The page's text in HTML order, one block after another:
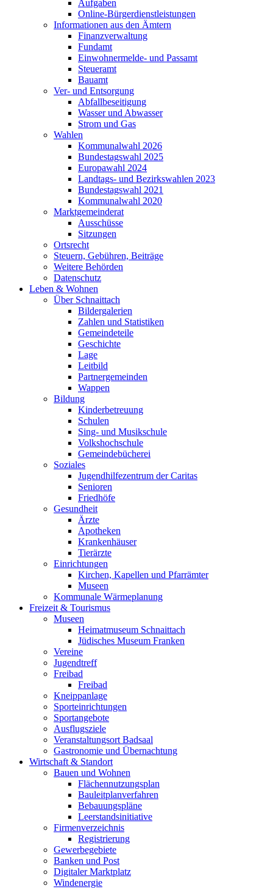
Aufgaben
Online-Bürgerdienstleistungen
Informationen aus den Ämtern
Finanzverwaltung
Fundamt
Einwohnermelde- und Passamt
Steueramt
Bauamt
Ver- und Entsorgung
Abfallbeseitigung
Wasser und Abwasser
Strom und Gas
Wahlen
Kommunalwahl 2026
Bundestagswahl 2025
Europawahl 2024
Landtags- und Bezirkswahlen 2023
Bundestagswahl 2021
Kommunalwahl 2020
Marktgemeinderat
Ausschüsse
Sitzungen
Ortsrecht
Steuern, Gebühren, Beiträge
Weitere Behörden
Datenschutz
Leben & Wohnen
Über Schnaittach
Bildergalerien
Zahlen und Statistiken
Gemeindeteile
Geschichte
Lage
Leitbild
Partnergemeinden
Wappen
Bildung
Kinderbetreuung
Schulen
Sing- und Musikschule
Volkshochschule
Gemeindebücherei
Soziales
Jugendhilfezentrum der Caritas
Senioren
Friedhöfe
Gesundheit
Ärzte
Apotheken
Krankenhäuser
Tierärzte
Einrichtungen
Kirchen, Kapellen und Pfarrämter
Museen
Kommunale Wärmeplanung
Freizeit & Tourismus
Museen
Heimatmuseum Schnaittach
Jüdisches Museum Franken
Vereine
Jugendtreff
Freibad
Freibad
Kneippanlage
Sporteinrichtungen
Sportangebote
Ausflugsziele
Veranstaltungsort Badsaal
Gastronomie und Übernachtung
Wirtschaft & Standort
Bauen und Wohnen
Flächennutzungsplan
Bauleitplanverfahren
Bebauungspläne
Leerstandsinitiative
Firmenverzeichnis
Registrierung
Gewerbegebiete
Banken und Post
Digitaler Marktplatz
Windenergie